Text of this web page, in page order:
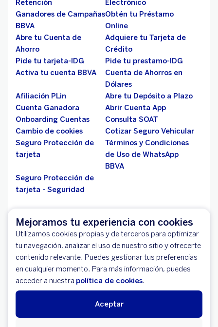
Mejoramos tu experiencia con cookies
Utilizamos cookies propias y de terceros para optimizar
tu navegación, analizar el uso de nuestro sitio y ofrecerte
contenido relevante. Puedes gestionar tus preferencias
en cualquier momento. Para más información, puedes
acceder a nuestra política de cookies.
Aceptar
Retención
Electrónico
Ganadores de Campañas
BBVA
Obtén tu Préstamo
Online
Abre tu Cuenta de
Ahorro
Adquiere tu Tarjeta de
Crédito
Pide tu tarjeta-IDG
Pide tu prestamo-IDG
Activa tu cuenta BBVA
Cuenta de Ahorros en
Dólares
Afiliación PLin
Abre tu Depósito a Plazo
Cuenta Ganadora
Abrir Cuenta App
Onboarding Cuentas
Consulta SOAT
Cambio de cookies
Cotizar Seguro Vehicular
Seguro Protección de
tarjeta
Términos y Condiciones
de Uso de WhatsApp
BBVA
Seguro Protección de
tarjeta - Seguridad
Líderes en Servicios Financieros y Banca Online -
2018
Conoce más sobre este y otros premios:
Premios y Reconocimiento
Si quieres comunicarnos una vulnerabilidad que hayas
encontrado en BBVA, por favor